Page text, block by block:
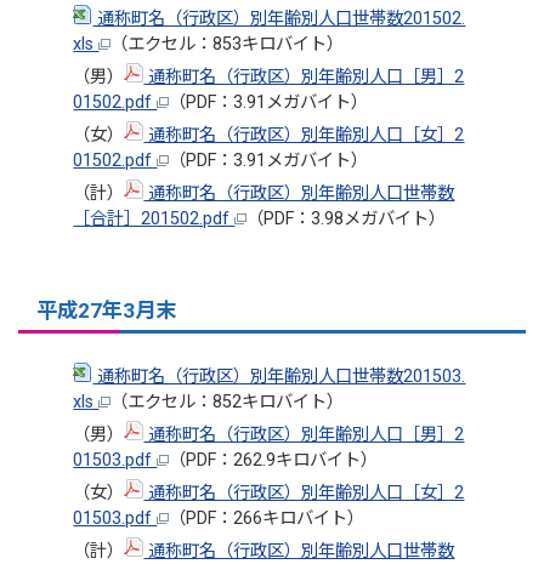
通称町名（行政区）別年齢別人口世帯数201502.
xls
（エクセル：853キロバイト）
（男）
通称町名（行政区）別年齢別人口［男］2
01502.pdf
（PDF：3.91メガバイト）
（女）
通称町名（行政区）別年齢別人口［女］2
01502.pdf
（PDF：3.91メガバイト）
（計）
通称町名（行政区）別年齢別人口世帯数
［合計］201502.pdf
（PDF：3.98メガバイト）
平成27年3月末
通称町名（行政区）別年齢別人口世帯数201503.
xls
（エクセル：852キロバイト）
（男）
通称町名（行政区）別年齢別人口［男］2
01503.pdf
（PDF：262.9キロバイト）
（女）
通称町名（行政区）別年齢別人口［女］2
01503.pdf
（PDF：266キロバイト）
（計）
通称町名（行政区）別年齢別人口世帯数